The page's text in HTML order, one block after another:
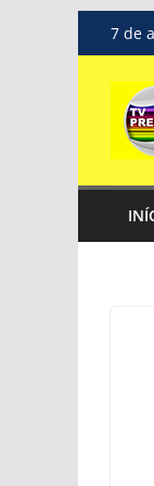
Pular
para
7 de